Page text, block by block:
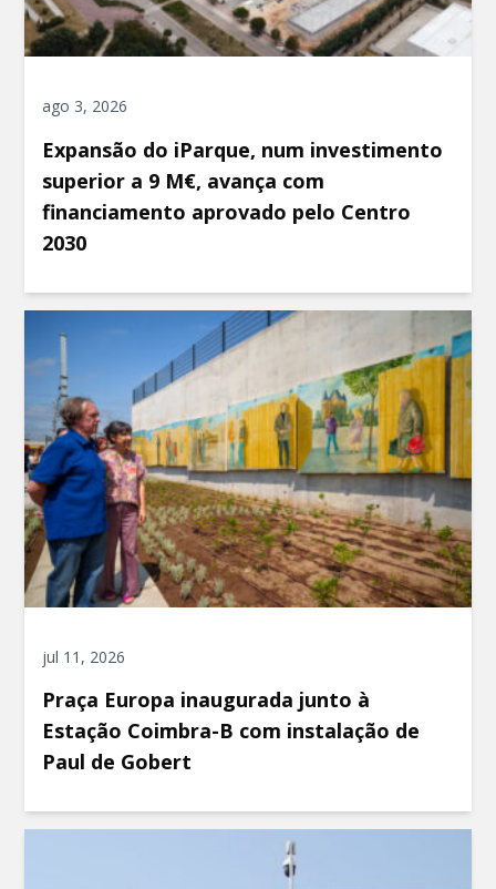
ago 3, 2026
Expansão do iParque, num investimento
superior a 9 M€, avança com
financiamento aprovado pelo Centro
2030
jul 11, 2026
Praça Europa inaugurada junto à
Estação Coimbra-B com instalação de
Paul de Gobert